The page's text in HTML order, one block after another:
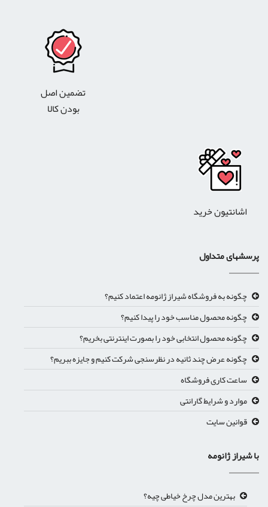
تضمین اصل
بودن کالا
اشانتیون خرید
پرسشهای متداول
چگونه به فروشگاه شیراز ژانومه اعتماد کنیم؟
چگونه محصول مناسب خود را پیدا کنیم؟
چگونه محصول انتخابی خود را بصورت اینترنتی بخریم؟
چگونه عرض چند ثانیه در نظرسنجی شرکت کنیم و جایزه ببریم؟
ساعت کاری فروشگاه
موارد و شرایط گارانتی
قوانین سایت
با شیراز ژانومه
بهترین مدل چرخ خیاطی چیه؟